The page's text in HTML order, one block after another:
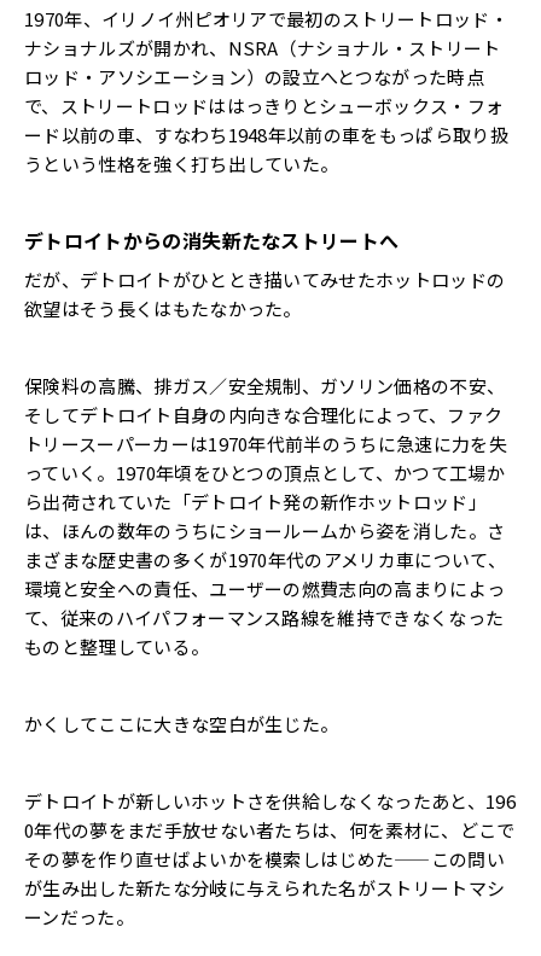
1970年、イリノイ州ピオリアで最初のストリートロッド・
ナショナルズが開かれ、NSRA（ナショナル・ストリート
ロッド・アソシエーション）の設立へとつながった時点
で、ストリートロッドははっきりとシューボックス・フォ
ード以前の車、すなわち1948年以前の車をもっぱら取り扱
うという性格を強く打ち出していた。
デトロイトからの消失――新たなストリートへ
だが、デトロイトがひととき描いてみせたホットロッドの
欲望はそう長くはもたなかった。
保険料の高騰、排ガス／安全規制、ガソリン価格の不安、
そしてデトロイト自身の内向きな合理化によって、ファク
トリースーパーカーは1970年代前半のうちに急速に力を失
っていく。1970年頃をひとつの頂点として、かつて工場か
ら出荷されていた「デトロイト発の新作ホットロッド」
は、ほんの数年のうちにショールームから姿を消した。さ
まざまな歴史書の多くが1970年代のアメリカ車について、
環境と安全への責任、ユーザーの燃費志向の高まりによっ
て、従来のハイパフォーマンス路線を維持できなくなった
ものと整理している。
かくしてここに大きな空白が生じた。
デトロイトが新しいホットさを供給しなくなったあと、196
0年代の夢をまだ手放せない者たちは、何を素材に、どこで
その夢を作り直せばよいかを模索しはじめた——この問い
が生み出した新たな分岐に与えられた名がストリートマシ
ーンだった。